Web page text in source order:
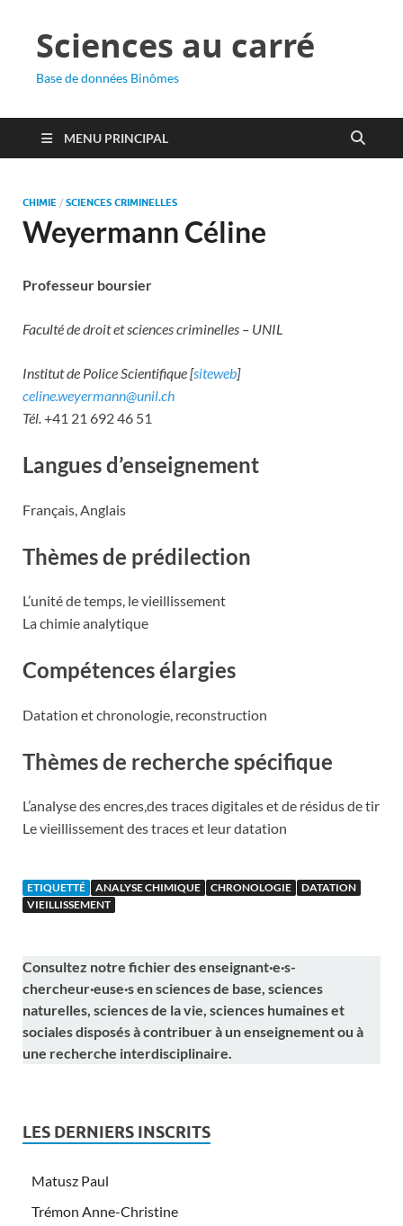
Sciences au carré
Base de données Binômes
MENU PRINCIPAL
CHIMIE / SCIENCES CRIMINELLES
Weyermann Céline
Professeur boursier
Faculté de droit et sciences criminelles – UNIL
Institut de Police Scientifique [siteweb]
celine.weyermann@unil.ch
Tél.+41 21 692 46 51
Langues d’enseignement
Français, Anglais
Thèmes de prédilection
L’unité de temps, le vieillissement
La chimie analytique
Compétences élargies
Datation et chronologie, reconstruction
Thèmes de recherche spécifique
L’analyse des encres,des traces digitales et de résidus de tir
Le vieillissement des traces et leur datation
ETIQUETTÉ ANALYSE CHIMIQUE CHRONOLOGIE
DATATION
VIEILLISSEMENT
Consultez notre fichier des enseignant·e·s-
chercheur·euse·s en sciences de base, sciences
naturelles, sciences de la vie, sciences humaines et
sociales disposés à contribuer à un enseignement ou à
une recherche interdisciplinaire.
LES DERNIERS INSCRITS
Matusz Paul
Trémon Anne-Christine